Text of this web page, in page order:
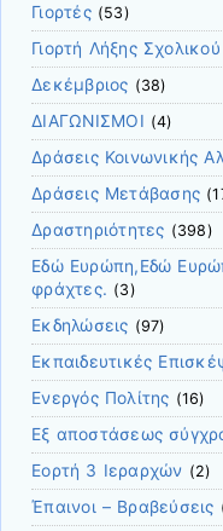
Γιορτές(53)
Γιορτή Λήξης
Δεκέμβριος (38)
ΔΙΑΓΩΝΙΣΜΟΙ (4)
Δράσεις Κοινωνικής
Δράσεις Μετάβασης
Δραστηριότητες (398)
Εδώ Ευρώπη,Εδώ
φράχτες. (3)
Εκδηλώσεις (97)
Εκπαιδευτικές
Ενεργός Πολίτης (16)
Εξ αποστάσεως
Εορτή 3 Ιεραρχών (2)
Έπαινοι – Βραβεύσεις